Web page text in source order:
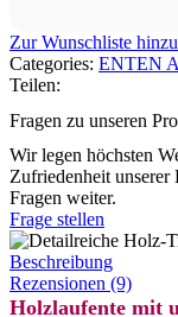
Zur Wunschliste
Categories: ENTEN
Teilen:
Fragen zu unseren
Wir legen höchsten
Zufriedenheit
Fragen weiter.
Frage stellen
Beschreibung
Rezensionen (9)
Holzlaufente mit